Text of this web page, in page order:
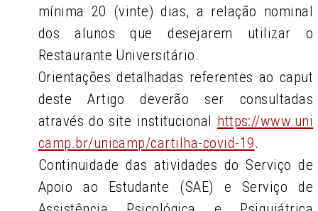
mínima 20 (vinte) dias, a relação nominal
dos alunos que desejarem utilizar o
Restaurante Universitário.
Orientações detalhadas referentes ao caput
deste Artigo deverão ser consultadas
através do site institucional https://www.uni
camp.br/unicamp/cartilha-covid-19.
Continuidade das atividades do Serviço de
Apoio ao Estudante (SAE) e Serviço de